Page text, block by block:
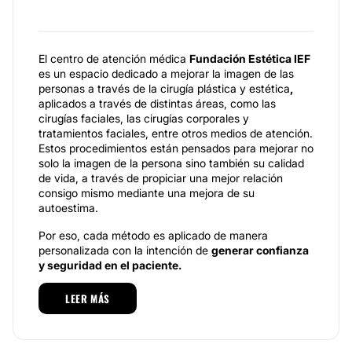
El centro de atención médica Fundación Estética IEF
es un espacio dedicado a mejorar la imagen de las
personas a través de la cirugía plástica y estética,
aplicados a través de distintas áreas, como las
cirugías faciales, las cirugías corporales y
tratamientos faciales, entre otros medios de atención.
Estos procedimientos están pensados para mejorar no
solo la imagen de la persona sino también su calidad
de vida, a través de propiciar una mejor relación
consigo mismo mediante una mejora de su
autoestima.
Por eso, cada método es aplicado de manera
personalizada con la intención de generar confianza
y seguridad en el paciente.
Especialidades
LEER MÁS